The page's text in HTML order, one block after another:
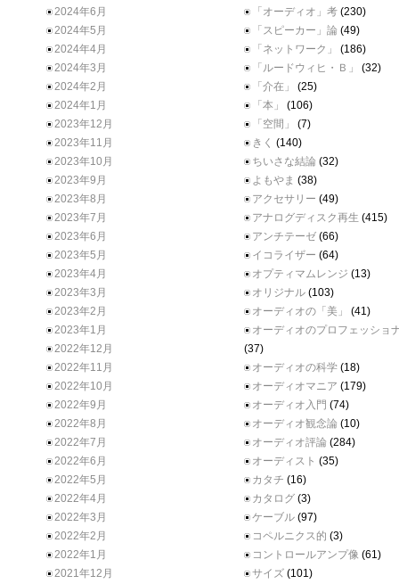
2024年6月
2024年5月
2024年4月
2024年3月
2024年2月
2024年1月
2023年12月
2023年11月
2023年10月
2023年9月
2023年8月
2023年7月
2023年6月
2023年5月
2023年4月
2023年3月
2023年2月
2023年1月
2022年12月
2022年11月
2022年10月
2022年9月
2022年8月
2022年7月
2022年6月
2022年5月
2022年4月
2022年3月
2022年2月
2022年1月
2021年12月
「オーディオ」考 (230)
「スピーカー」論 (49)
「ネットワーク」
(186)
「ルードウィヒ・Ｂ」
(32)
「介在」
(25)
「本」
(106)
「空間」
(7)
きく (140)
ちいさな結論 (32)
よもやま (38)
アクセサリー (49)
アナログディスク再生 (415)
アンチテーゼ (66)
イコライザー (64)
オプティマムレンジ (13)
オリジナル (103)
オーディオの「美」
(41)
オーディオのプロフェッショ
(37)
オーディオの科学 (18)
オーディオマニア (179)
オーディオ入門 (74)
オーディオ観念論 (10)
オーディオ評論 (284)
オーディスト (35)
カタチ (16)
カタログ (3)
ケーブル (97)
コペルニクス的 (3)
コントロールアンプ像 (61)
サイズ (101)